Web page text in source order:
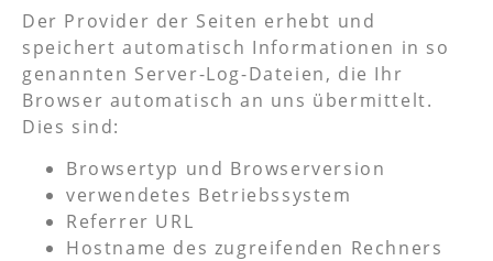
Der Provider der Seiten erhebt und
speichert automatisch Informationen in so
genannten Server-Log-Dateien, die Ihr
Browser automatisch an uns übermittelt.
Dies sind:
Browsertyp und Browserversion
verwendetes Betriebssystem
Referrer URL
Hostname des zugreifenden Rechners